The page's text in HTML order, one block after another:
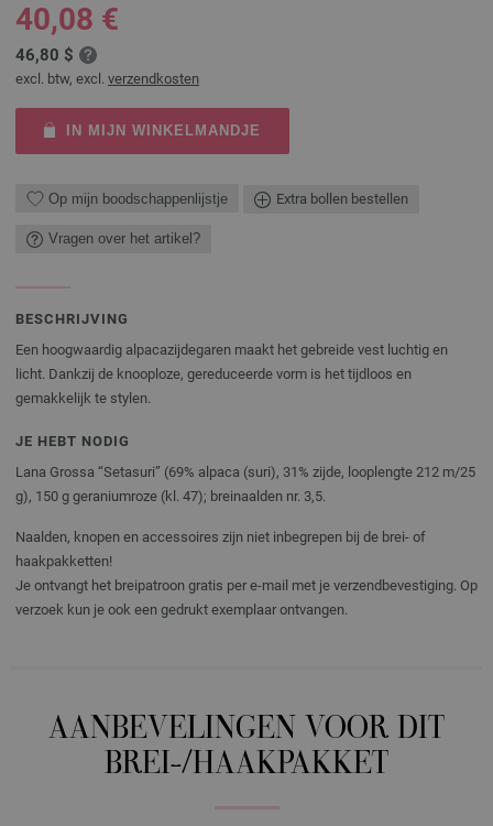
40,08 €
46,80 $
excl. btw, excl. verzendkosten
IN MIJN WINKELMANDJE
Op mijn boodschappenlijstje Extra bollen bestellen
Vragen over het artikel?
BESCHRIJVING
Een hoogwaardig alpacazijdegaren maakt het gebreide vest luchtig en
licht. Dankzij de knooploze, gereduceerde vorm is het tijdloos en
gemakkelijk te stylen.
JE HEBT NODIG
Lana Grossa “Setasuri” (69% alpaca (suri), 31% zijde, looplengte 212 m/25
g), 150 g geraniumroze (kl. 47); breinaalden nr. 3,5.
Naalden, knopen en accessoires zijn niet inbegrepen bij de brei- of
haakpakketten!
Je ontvangt het breipatroon gratis per e-mail met je verzendbevestiging. Op
verzoek kun je ook een gedrukt exemplaar ontvangen.
AANBEVELINGEN VOOR DIT
BREI-/HAAKPAKKET